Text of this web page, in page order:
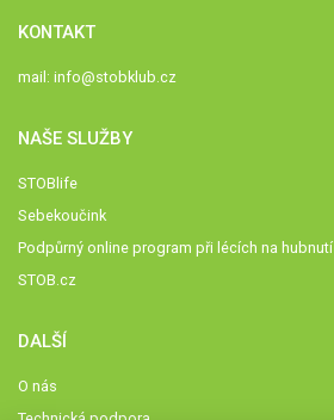
KONTAKT
mail: info@stobklub.cz
NAŠE SLUŽBY
STOBlife
Sebekoučink
Podpůrný online program při lécích na hubnutí
STOB.cz
DALŠÍ
O nás